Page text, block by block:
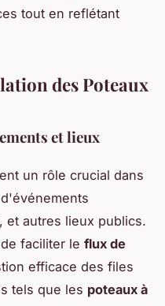
tout en reflétant
des Poteaux
et lieux
un rôle crucial dans
et autres lieux publics.
faciliter le flux de
efficace des files
tels que les poteaux à